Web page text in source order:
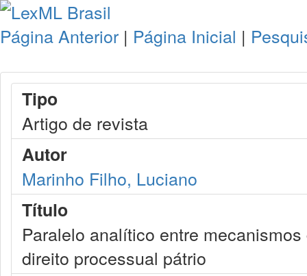
Página Anterior | Página Inicial |
Tipo
Artigo de revista
Autor
Marinho Filho, Luciano
Título
Paralelo analítico entre
direito processual pátrio